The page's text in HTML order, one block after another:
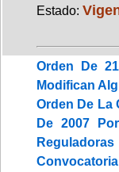
Estado:
Orden De
Modifican
Orden De La
De 2007